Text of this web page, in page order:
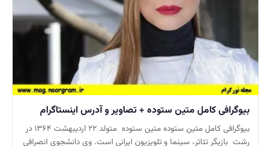
بیوگرافی کامل متین ستوده + تصاویر و آدرس اینستاگرام
بیوگرافی کامل متین ستوده متین ستوده متولد ۲۲ اردیبهشت ۱۳۶۴ در
رشت بازیگر تئاتر، سینما و تلویزیون ایرانی است. وی دانشجوی انصرافی